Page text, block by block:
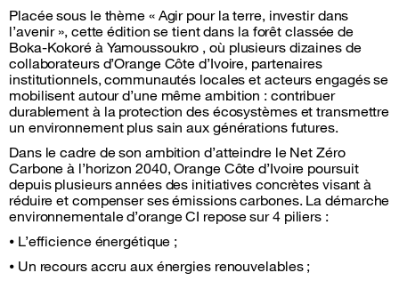
Placée sous le thème « Agir pour la terre, investir dans
l’avenir », cette édition se tient dans la forêt classée de
Boka-Kokoré à Yamoussoukro , où plusieurs dizaines de
collaborateurs d’Orange Côte d’Ivoire, partenaires
institutionnels, communautés locales et acteurs engagés se
mobilisent autour d’une même ambition : contribuer
durablement à la protection des écosystèmes et transmettre
un environnement plus sain aux générations futures.
Dans le cadre de son ambition d’atteindre le Net Zéro
Carbone à l’horizon 2040, Orange Côte d’Ivoire poursuit
depuis plusieurs années des initiatives concrètes visant à
réduire et compenser ses émissions carbones. La démarche
environnementale d’orange CI repose sur 4 piliers :
⦁ L’efficience énergétique ;
⦁ Un recours accru aux énergies renouvelables ;